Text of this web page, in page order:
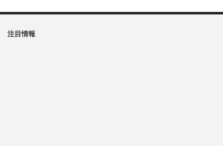
注目情報